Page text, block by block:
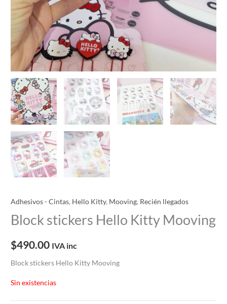
Adhesivos - Cintas, Hello Kitty, Mooving, Recién llegados
Block stickers Hello Kitty Mooving
$490.00 IVA inc
Block stickers Hello Kitty Mooving
Sin existencias